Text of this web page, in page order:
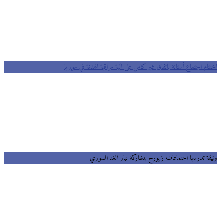
اختتام اجتماع أستانة باتفاق غير كامل على آلية مراقبة الهدنة في سوريا
وثيقة تدرسها اجتماعات زيورخ بمشاركة تيار الغد السوري